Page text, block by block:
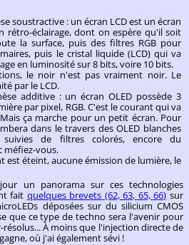
soustractive : un écran LCD est un écran
rétro-éclairage, dont on espère qu'il soit
la surface, puis des filtres RGB pour
puis le cristal liquide (LCD) qui va
en luminosité sur 8 bits, voire 10 bits.
le noir n'est pas vraiment noir. Le
par le LCD.
additive : un écran OLED possède 3
par pixel, RGB. C'est le courant qui va
ça marche pour un petit écran. Pour
dans le travers des OLED blanches
suivies de filtres colorés, encore du
méfiez-vous.
est éteint, aucune émission de lumière, le
un panorama sur ces technologies
fait quelques brevets (62, 63, 65, 66) sur
déposées sur du silicium CMOS
que ce type de techno sera l'avenir pour
résolus... À moins que l'injection directe de
où j'ai également sévi !